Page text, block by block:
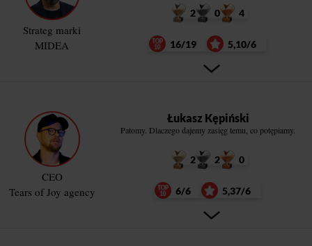
Strateg marki
MIDEA
2 0 4
16/19 5,10/6
CEO
Tears of Joy agency
Łukasz Kępiński
Patomy. Dlaczego dajemy zasięg temu, co potępiamy.
2 2 0
6/6 5,37/6